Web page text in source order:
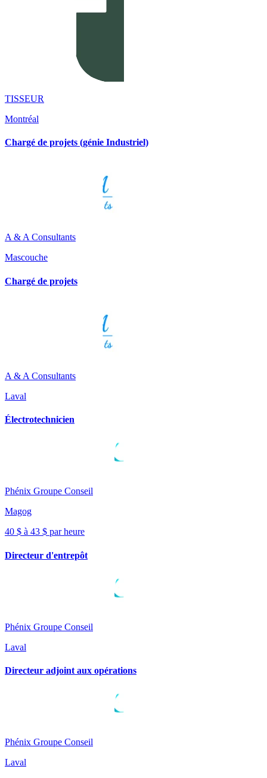
TISSEUR
Montréal
Chargé de projets (génie Industriel)
A & A Consultants
Mascouche
Chargé de projets
A & A Consultants
Laval
Électrotechnicien
Phénix Groupe Conseil
Magog
40 $ à 43 $ par heure
Directeur d'entrepôt
Phénix Groupe Conseil
Laval
Directeur adjoint aux opérations
Phénix Groupe Conseil
Laval